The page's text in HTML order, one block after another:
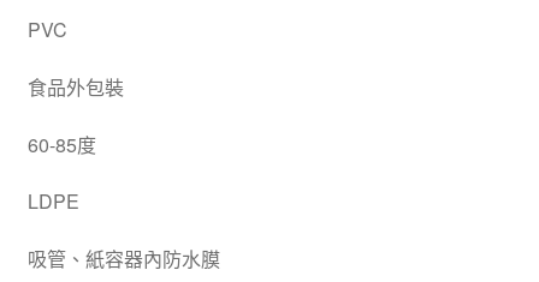
PVC
食品外包裝
60-85度
LDPE
吸管、紙容器內防水膜